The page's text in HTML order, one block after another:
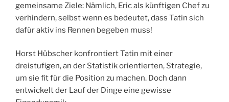
gemeinsame Ziele: Nämlich, Eric als künftigen Chef zu
verhindern, selbst wenn es bedeutet, dass Tatin sich
dafür aktiv ins Rennen begeben muss!
Horst Hübscher konfrontiert Tatin mit einer
dreistufigen, an der Statistik orientierten, Strategie,
um sie fit für die Position zu machen. Doch dann
entwickelt der Lauf der Dinge eine gewisse